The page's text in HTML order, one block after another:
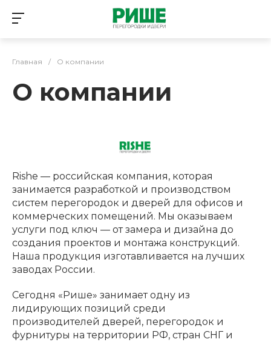
Главная / О компании
О компании
Rishe — российская компания, которая
занимается разработкой и производством
систем перегородок и дверей для офисов и
коммерческих помещений. Мы оказываем
услуги под ключ — от замера и дизайна до
создания проектов и монтажа конструкций.
Наша продукция изготавливается на лучших
заводах России.
Сегодня «Рише» занимает одну из
лидирующих позиций среди
производителей дверей, перегородок и
фурнитуры на территории РФ, стран СНГ и